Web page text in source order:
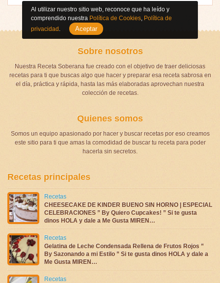
Sobre nosotros
Nuestra Receta Soberana fue creado con el objetivo de traer deliciosas
recetas para ti que buscas algo que hacer y preparar esa receta sabrosa en
el día, práctica y rápida, hasta las más elaboradas aprovechan nuestra
colección de recetas.
Quienes somos
Somos un equipo apasionado por hacer y buscar recetas por eso creamos
este sitio para ti que amas la comodidad de buscar tu receta para poder
hacerla sin secretos.
Recetas principales
Recetas
CHEESECAKE DE KINDER BUENO SIN HORNO | ESPECIAL
CELEBRACIONES ” By Quiero Cupcakes! ” Si te gusta
dinos HOLA y dale a Me Gusta MIREN…
Recetas
Gelatina de Leche Condensada Rellena de Frutos Rojos ”
By Sazonando a mi Estilo ” Si te gusta dinos HOLA y dale a
Me Gusta MIREN…
Recetas
Al utilizar nuestro sitio web, reconoce que ha leído y
comprendido nuestra Política de Cookies Política de
privacidad
Aceptar